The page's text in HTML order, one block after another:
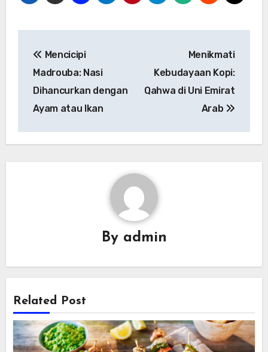
pos
Mencicipi
Madrouba: Nasi
Dihancurkan dengan
Ayam atau Ikan
Menikmati
Kebudayaan Kopi:
Qahwa di Uni Emirat
Arab
By admin
Related Post